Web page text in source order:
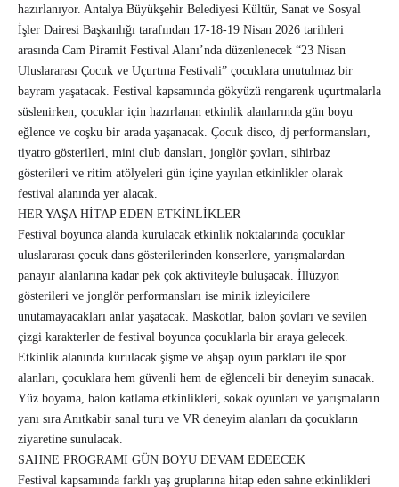
hazırlanıyor. Antalya Büyükşehir Belediyesi Kültür, Sanat ve Sosyal
İşler Dairesi Başkanlığı tarafından 17-18-19 Nisan 2026 tarihleri
arasında Cam Piramit Festival Alanı’nda düzenlenecek “23 Nisan
Uluslararası Çocuk ve Uçurtma Festivali” çocuklara unutulmaz bir
bayram yaşatacak. Festival kapsamında gökyüzü rengarenk uçurtmalarla
süslenirken, çocuklar için hazırlanan etkinlik alanlarında gün boyu
eğlence ve coşku bir arada yaşanacak. Çocuk disco, dj performansları,
tiyatro gösterileri, mini club dansları, jonglör şovları, sihirbaz
gösterileri ve ritim atölyeleri gün içine yayılan etkinlikler olarak
festival alanında yer alacak.
HER YAŞA HİTAP EDEN ETKİNLİKLER
Festival boyunca alanda kurulacak etkinlik noktalarında çocuklar
uluslararası çocuk dans gösterilerinden konserlere, yarışmalardan
panayır alanlarına kadar pek çok aktiviteyle buluşacak. İllüzyon
gösterileri ve jonglör performansları ise minik izleyicilere
unutamayacakları anlar yaşatacak. Maskotlar, balon şovları ve sevilen
çizgi karakterler de festival boyunca çocuklarla bir araya gelecek.
Etkinlik alanında kurulacak şişme ve ahşap oyun parkları ile spor
alanları, çocuklara hem güvenli hem de eğlenceli bir deneyim sunacak.
Yüz boyama, balon katlama etkinlikleri, sokak oyunları ve yarışmaların
yanı sıra Anıtkabir sanal turu ve VR deneyim alanları da çocukların
ziyaretine sunulacak.
SAHNE PROGRAMI GÜN BOYU DEVAM EDEECEK
Festival kapsamında farklı yaş gruplarına hitap eden sahne etkinlikleri